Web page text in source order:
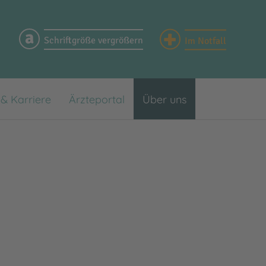
a Schriftgröße vergrößern + Im Notfall
Karriere Ärzteportal Über uns